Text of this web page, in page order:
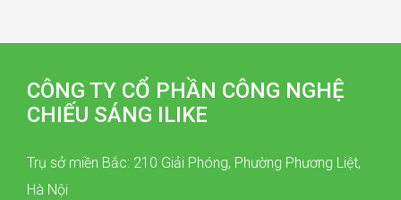
CÔNG TY CỔ PHẦN CÔNG NGHỆ
CHIẾU SÁNG ILIKE
Trụ sở miền Bắc: 210 Giải Phóng, Phường Phương Liệt,
Hà Nội